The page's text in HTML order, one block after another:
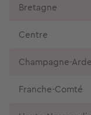
Bretagne
Centre
Champagne-
Franche-Comté